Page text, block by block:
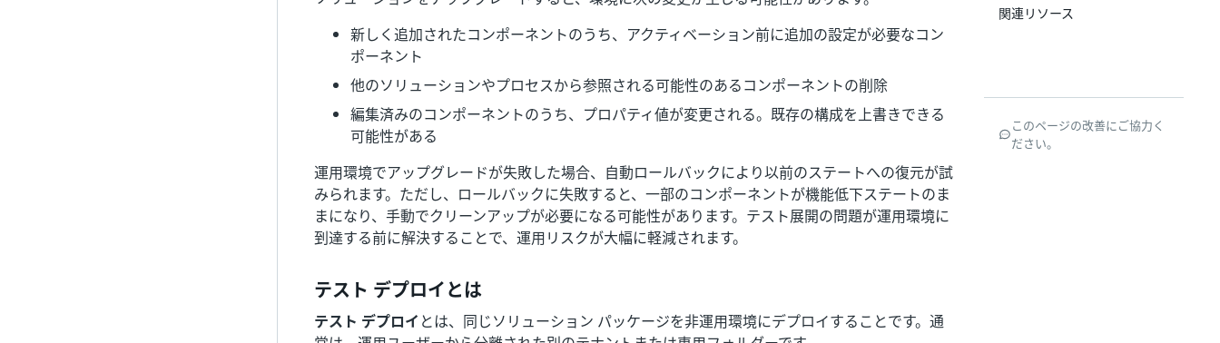
新しく追加されたコンポーネントのうち、アクティベーション前に追加の設定が必要なコン
ポーネント
他のソリューションやプロセスから参照される可能性のあるコンポーネントの削除
編集済みのコンポーネントのうち、プロパティ値が変更される。既存の構成を上書きできる
可能性がある
運用環境でアップグレードが失敗した場合、自動ロールバックにより以前のステートへの復元が試
みられます。ただし、ロールバックに失敗すると、一部のコンポーネントが機能低下ステートのま
まになり、手動でクリーンアップが必要になる可能性があります。テスト展開の問題が運用環境に
到達する前に解決することで、運用リスクが大幅に軽減されます。
テスト デプロイとは
テスト デプロイ とは、同じソリューション パッケージを非運用環境にデプロイすることです。通
関連リソース
このページの改善にご協力く
ださい。